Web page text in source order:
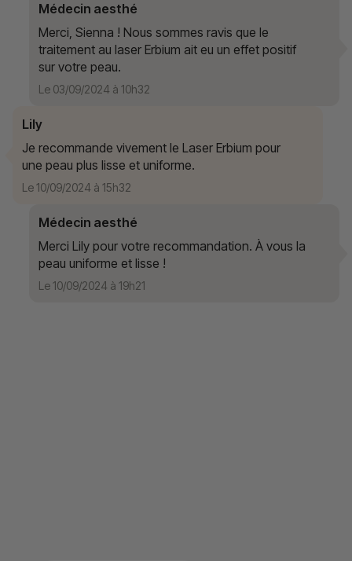
Médecin aesthé
Merci, Sienna ! Nous sommes ravis que le
traitement au laser Erbium ait eu un effet positif
sur votre peau.
Le 03/09/2024 à 10h32
Lily
Je recommande vivement le Laser Erbium pour
une peau plus lisse et uniforme.
Le 10/09/2024 à 15h32
Médecin aesthé
Merci Lily pour votre recommandation. À vous la
peau uniforme et lisse !
Le 10/09/2024 à 19h21